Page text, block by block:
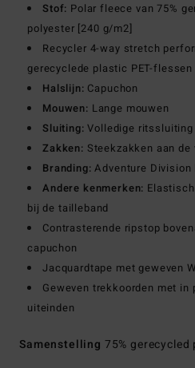
Stof: Polar fleece van 75%
polyester [240 g/m2]
Recycler 4-way stretch
gerecyclede plastic PET-flessen
Halslijn: Capuchon
Mouwen: Lange mouwen
Sluiting: Volledige ritssluiting
Zakken: Steekzakken aan de
Branding: Adventure
Andere kenmerken:
bij de tailleband
Contrasterende ripstop
capuchon
Jacquardtape met geweven
Geweven trekkoorden met
uiteinden
Samenstelling 75%